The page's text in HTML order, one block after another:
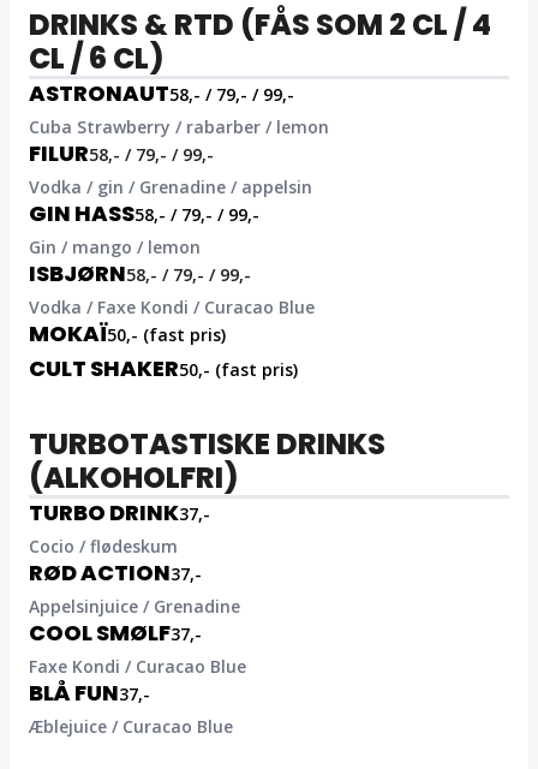
DRINKS & RTD (FÅS SOM 2 CL / 4
CL / 6 CL)
ASTRONAUT58,- / 79,- / 99,-
Cuba Strawberry / rabarber / lemon
FILUR58,- / 79,- / 99,-
Vodka / gin / Grenadine / appelsin
GIN HASS58,- / 79,- / 99,-
Gin / mango / lemon
ISBJØRN58,- / 79,- / 99,-
Vodka / Faxe Kondi / Curacao Blue
MOKAÏ50,- (fast pris)
CULT SHAKER50,- (fast pris)
TURBOTASTISKE DRINKS
(ALKOHOLFRI)
TURBO DRINK37,-
Cocio / flødeskum
RØD ACTION37,-
Appelsinjuice / Grenadine
COOL SMØLF37,-
Faxe Kondi / Curacao Blue
BLÅ FUN37,-
Æblejuice / Curacao Blue